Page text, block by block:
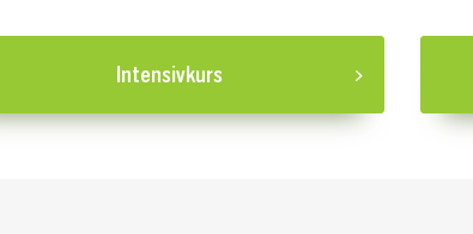
Intensivkurs